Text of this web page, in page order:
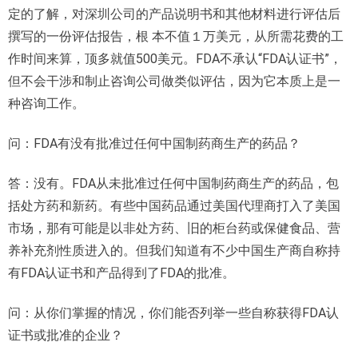
定的了解，对深圳公司的产品说明书和其他材料进行评估后
撰写的一份评估报告，根 本不值１万美元，从所需花费的工
作时间来算， 顶多就值500美元。FDA不承认“FDA认证书”，
但不会干涉和制止咨询公司做类似评估，因为它本质上是一
种咨询工作。
问：FDA有没有批准过任何中国制药商生产的药品？
答：没有。FDA从未批准过任何中国制药商生产的药品，包
括处方药和新药。有些中国药品通过美国代理商打入了美国
市场，那有可能是以非处方药、旧的柜台药或保健食品、营
养补充剂性质进入的。但我们知道有不少中国生产商自称持
有FDA认证书和产品得到了FDA的批准。
问：从你们掌握的情况，你们能否列举一些自称获得FDA认
证书或批准的企业？